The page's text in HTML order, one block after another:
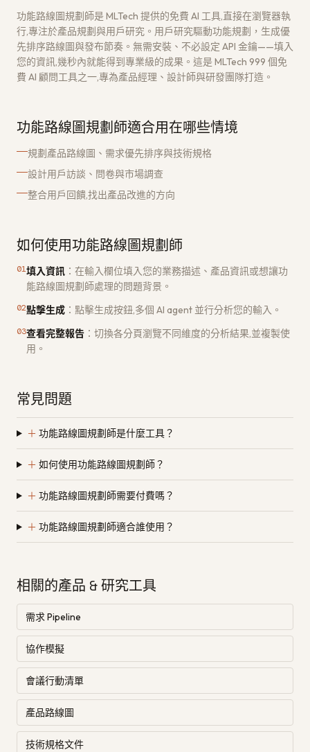
功能路線圖規劃師是 MLTech 提供的免費 AI 工具,直接在瀏覽器執
行,專注於產品規劃與用戶研究。用戶研究驅動功能規劃，生成優
先排序路線圖與發布節奏。無需安裝、不必設定 API 金鑰——填入
您的資訊,幾秒內就能得到專業級的成果。這是 MLTech 999 個免
費 AI 顧問工具之一,專為產品經理、設計師與研發團隊打造。
功能路線圖規劃師適合用在哪些情境
規劃產品路線圖、需求優先排序與技術規格
設計用戶訪談、問卷與市場調查
整合用戶回饋,找出產品改進的方向
如何使用功能路線圖規劃師
01填入資訊 ： 在輸入欄位填入您的業務描述、產品資訊或想讓功
能路線圖規劃師處理的問題背景。
02點擊生成 ： 點擊生成按鈕,多個 AI agent 並行分析您的輸入。
03查看完整報告 ： 切換各分頁瀏覽不同維度的分析結果,並複製使
用。
常見問題
＋ 功能路線圖規劃師是什麼工具？
＋ 如何使用功能路線圖規劃師？
＋ 功能路線圖規劃師需要付費嗎？
＋ 功能路線圖規劃師適合誰使用？
相關的產品 & 研究工具
需求 Pipeline
協作模擬
會議行動清單
產品路線圖
技術規格文件